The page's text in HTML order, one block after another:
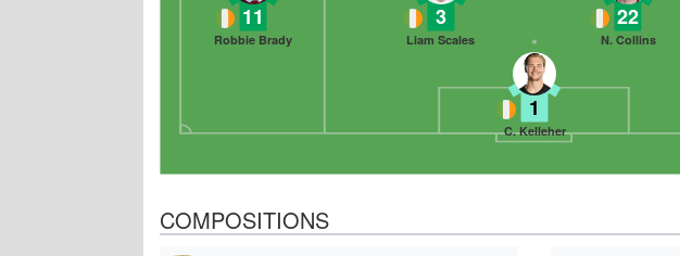
1
C. Kelleher
11
Robbie Brady
3
Liam Scales
22
N. Collins
COMPOSITIONS